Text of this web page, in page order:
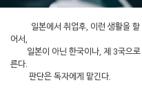
일본에서 취업후, 이런 생활을
어서,
일본이 아닌 한국이나, 제 3국으로
른다.
판단은 독자에게 맡긴다.